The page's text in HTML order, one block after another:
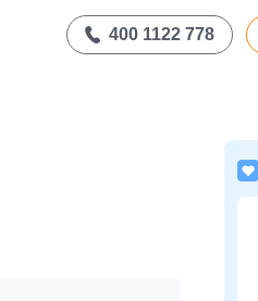
400 1122 778